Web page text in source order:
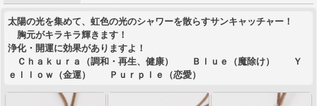
太陽の光を集めて、虹色の光のシャワーを散らすサンキャッチャー！
胸元がキラキラ輝きます！
浄化・開運に効果がありますよ！
Ｃｈａｋｕｒａ（調和・再生、健康） Ｂｌｕｅ（魔除け） Ｙ
ｅｌｌｏｗ（金運） Ｐｕｒｐｌｅ（恋愛）